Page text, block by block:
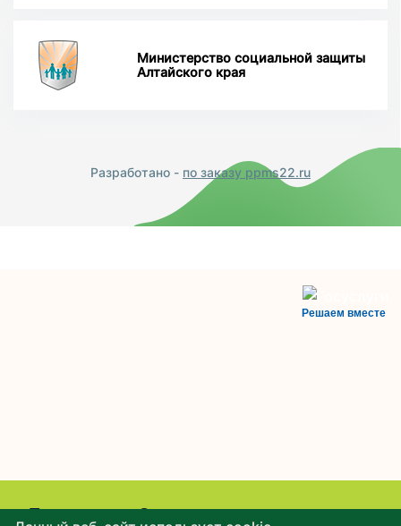
Министерство социальной защиты
Алтайского края
Разработано - по заказу ppms22.ru
Решаем вместе
Есть вопрос?